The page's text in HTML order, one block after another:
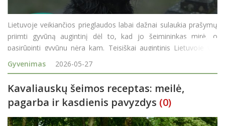
Lietuvoje veikiančios prieglaudos labai dažnai sulaukia prašymų
priimti gyvūną augintinį dėl to, kad jo šeimininkas mirė, o
pasirūpinti gyvūnu nėra kam. Teisiškai augintinis Lietuvoje yra
turtas, todėl paveldėjimo principu atsakomybė už jį turėtų
keliauti kartu su nekilnojamuoj
Gyvenimas 2026-05-27
Kavaliauskų šeimos receptas: meilė,
pagarba ir kasdienis pavyzdys (0)